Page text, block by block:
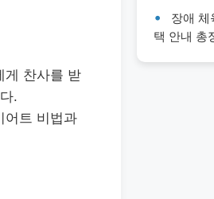
게 찬사를 받
.
어트 비법과
장애 체
택 안내 총